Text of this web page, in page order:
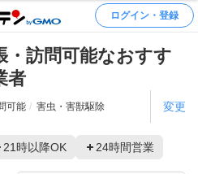
ログイン・登録
・訪問可能なおすす
者
可能 害虫・害獣駆除 変更
21時以降OK 24時間営業